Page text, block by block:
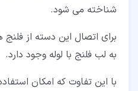
شناخته می شود.
برای اتصال این دسته از
به لب فلنج با لوله وجود دارد.
با این تفاوت که امکان